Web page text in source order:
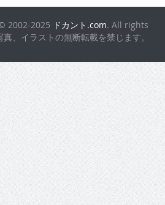
2002-2025 ドカント.com. All rights
、イラストの無断転載を禁じます。